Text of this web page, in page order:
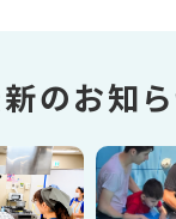
のお知